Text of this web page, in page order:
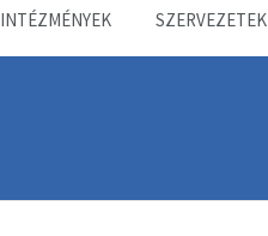
INTÉZMÉNYEK SZERVEZETEK